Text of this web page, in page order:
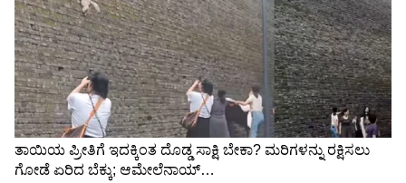
Related Articles
Bhoomika Ramesh: ಕಾಳಿಮಾತೆಯಾಗಿ
ದರ್ಶನಕೊಟ್ಟ ಕಿರುತೆರೆಯ ಲಕ್ಷ್ಮೀ… ರೌದ್ರ ರೂಪ
ತಾಳಿರುವ ಈ ನಟಿ ಯಾರು?
Bhoomika Ramesh: ಮದುವೆ, ಕನಸಿನ ಹುಡುಗನ
ರಿವೀಲ್​ ಮಾಡಿದ ಲಕ್ಷ್ಮೀ ಬಾರಮ್ಮ ನಾಯಕಿ ಭೂಮಿಕಾ
ರಮೇಶ್​
ಕೊನೆಯಾಯ್ತು ಶ್ರೀ ರಾಘವೇಂದ್ರ
ಸ್ವಾಮಿಗಳ ತಾಯಿ ಗೋಪಿ ಪಾತ್ರ…
ಶ್ರೀಲತಾ ಅನೂಪ್ ಭಾವುಕ
ಚೊಚ್ಚಲ ಮಗುವಿನ
ನಿರೀಕ್ಷೆಯಲ್ಲಿರೋ ತಾರಾ ಜೋಡಿ:
ವಾರ್ಷಿಕೋತ್ಸವದ ಸಂಭ್ರಮ-
ಕ್ಯೂಟ್​ ಫೋಟೋಸ್​